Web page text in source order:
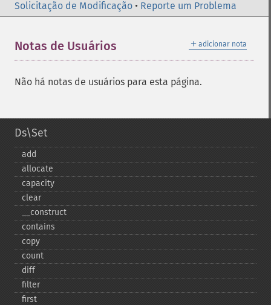
Solicitação de Modificação • Reporte um Problema
＋ adicionar nota
Notas de Usuários
Não há notas de usuários para esta página.
Ds\Set
add
allocate
capacity
clear
_​_​construct
contains
copy
count
diff
filter
first